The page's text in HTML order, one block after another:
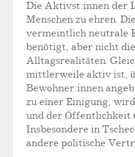
Die Aktivst:innen der
Menschen zu ehren.
vermeintlich neutrale
benötigt, aber nicht
Alltagsrealitäten.
mittlerweile aktiv ist,
Bewohner:innen
zu einer Einigung,
und der Öffentlichkeit
Insbesondere in
andere politische